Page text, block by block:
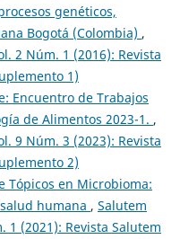
genéticos,
Bogotá (Colombia) ,
2 Núm. 1 (2016): Revista
1)
Encuentro de Trabajos
de Alimentos 2023-1. ,
9 Núm. 3 (2023): Revista
2)
Tópicos en Microbioma:
humana , Salutem
1 (2021): Revista Salutem